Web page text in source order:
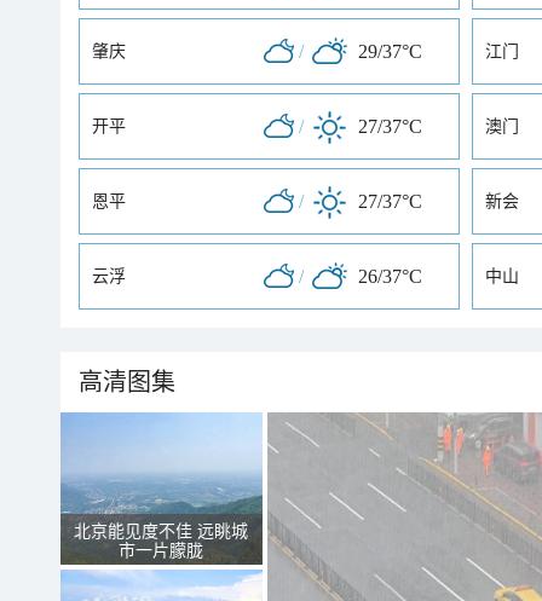
肇庆 / 29/37°C 江门
开平 / 27/37°C 澳门
恩平 / 27/37°C 新会
云浮 / 26/37°C 中山
高清图集
北京能见度不佳 远眺城
市一片朦胧